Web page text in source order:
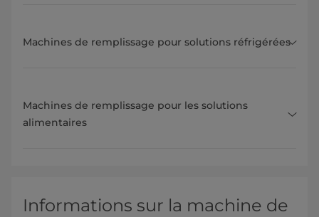
Machines de remplissage pour solutions réfrigérées
Machines de remplissage pour les solutions
alimentaires
Informations sur la machine de